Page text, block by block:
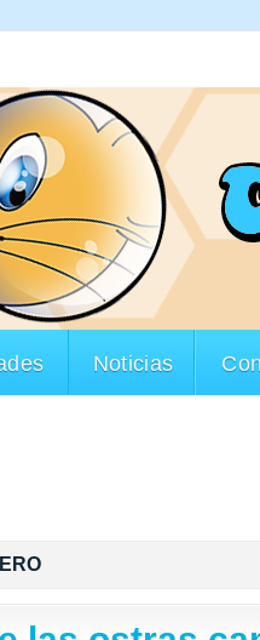
Noticias